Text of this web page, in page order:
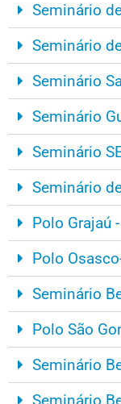
Seminário
Seminário
Seminário
Seminário
Seminário
Seminário
Polo Grajaú
Polo
Seminário
Polo São
Seminário